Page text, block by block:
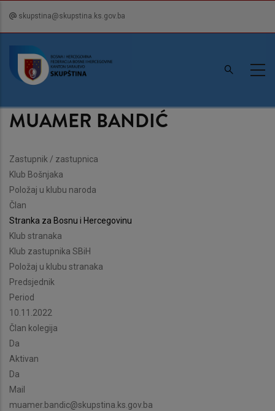
content
skupstina@skupstina.ks.gov.ba
MUAMER BANDIĆ
Zastupnik / zastupnica
Klub Bošnjaka
Položaj u klubu naroda
Član
Stranka za Bosnu i Hercegovinu
Klub stranaka
Klub zastupnika SBiH
Položaj u klubu stranaka
Predsjednik
Period
10.11.2022
Član kolegija
Da
Aktivan
Da
Mail
muamer.bandic@skupstina.ks.gov.ba